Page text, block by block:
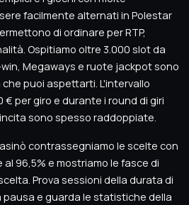
facilmente alternati in Polestar
di ordinare per RTP,
Ospitiamo oltre 3.000 slot da
Megaways e ruote jackpot sono
puoi aspettarti. L'intervallo
€ per giro e durante i round di giri
sono spesso raddoppiate.
contrassegniamo le scelte con
96,5% e mostriamo le fasce di
Prova sessioni della durata di
pausa e guarda le statistiche della